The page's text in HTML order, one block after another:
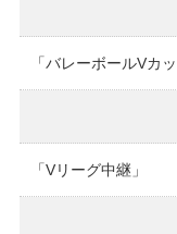
「バレーボールVカ
「Vリーグ中継」